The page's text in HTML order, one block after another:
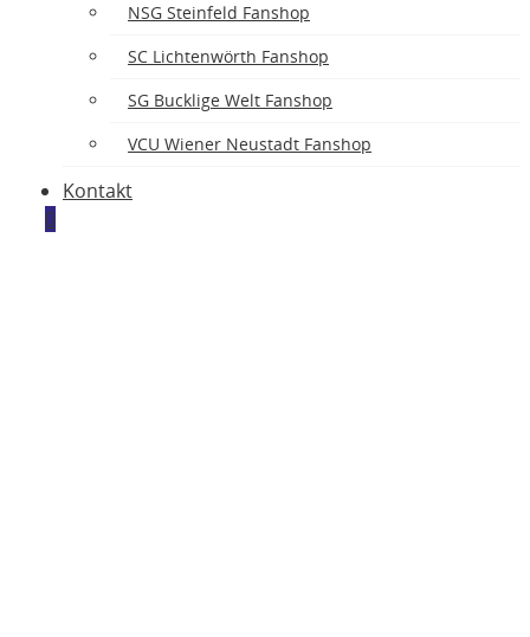
NSG Steinfeld Fanshop
SC Lichtenwörth Fanshop
SG Bucklige Welt Fanshop
VCU Wiener Neustadt Fanshop
Kontakt
0